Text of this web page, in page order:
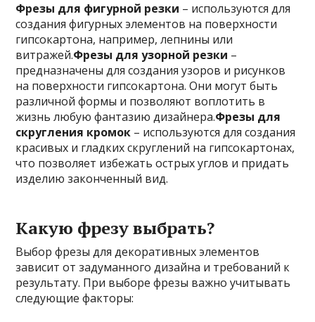
Фрезы для фигурной резки – используются для
создания фигурных элементов на поверхности
гипсокартона, например, лепнины или
витражей.Фрезы для узорной резки –
предназначены для создания узоров и рисунков
на поверхности гипсокартона. Они могут быть
различной формы и позволяют воплотить в
жизнь любую фантазию дизайнера.Фрезы для
скругления кромок – используются для создания
красивых и гладких скруглений на гипсокартонах,
что позволяет избежать острых углов и придать
изделию законченный вид.
Какую фрезу выбрать?
Выбор фрезы для декоративных элементов
зависит от задуманного дизайна и требований к
результату. При выборе фрезы важно учитывать
следующие факторы: